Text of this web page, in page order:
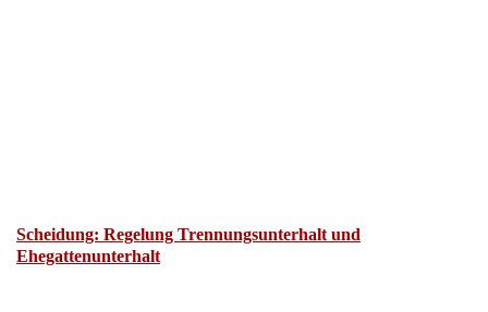
Scheidung: Regelung Trennungsunterhalt und
Ehegattenunterhalt